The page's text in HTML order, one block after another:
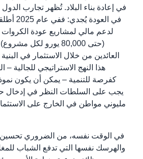
في إعادة بناء البلاد. تُظهر تجارب الدول
في
لدعم مالي لمشاريع عودة الكروات
(حتى 80,000 يورو
العائدين من خلال الاستثمار في
هذا النهج الاستراتيجي للجالية
كفرصة للتنمية – يمكن أن يكون
يجب على السلطات النظر في إدخال
مليوني مواطن في الخارج على
في الوقت نفسه، من الضروري
والهرسك نفسها التي تدفع الشباب